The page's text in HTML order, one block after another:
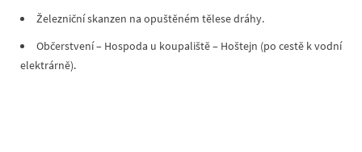
Železniční skanzen na opuštěném tělese dráhy.
Občerstvení – Hospoda u koupaliště – Hoštejn (po cestě k vodní
elektrárně).